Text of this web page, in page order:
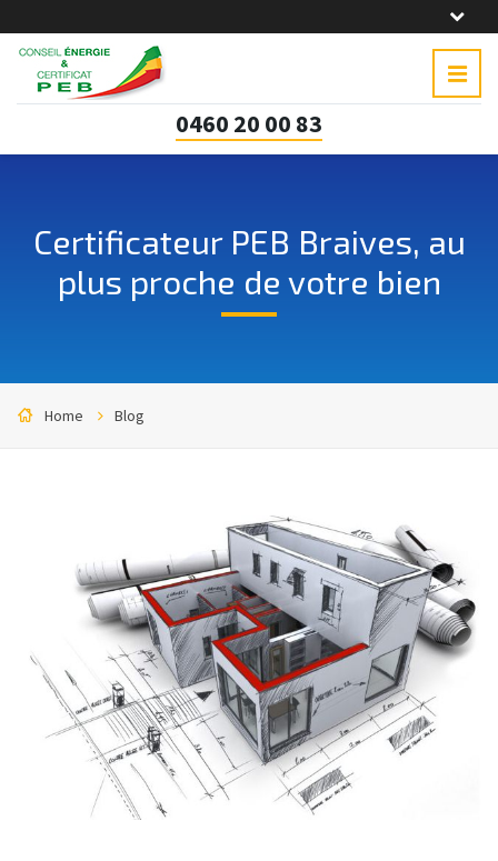
0460 20 00 83
Certificateur PEB Braives, au
plus proche de votre bien
Home Blog